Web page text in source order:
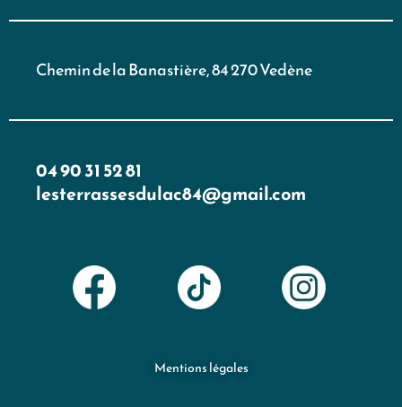
Chemin de la Banastière, 84 270 Vedène
04 90 31 52 81
lesterrassesdulac84@gmail.com
Mentions légales